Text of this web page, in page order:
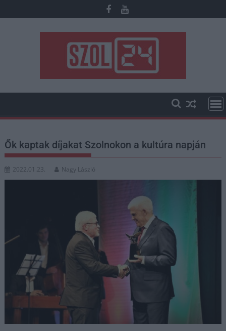
to
Ők kaptak díjakat Szolnokon a kultúra napján
2022.01.23. Nagy László